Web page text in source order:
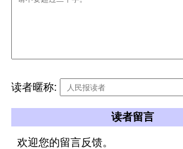
读者暱称:
读者留言
欢迎您的留言反馈。